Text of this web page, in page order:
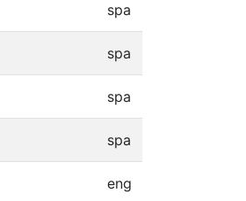
spa
spa
spa
spa
eng